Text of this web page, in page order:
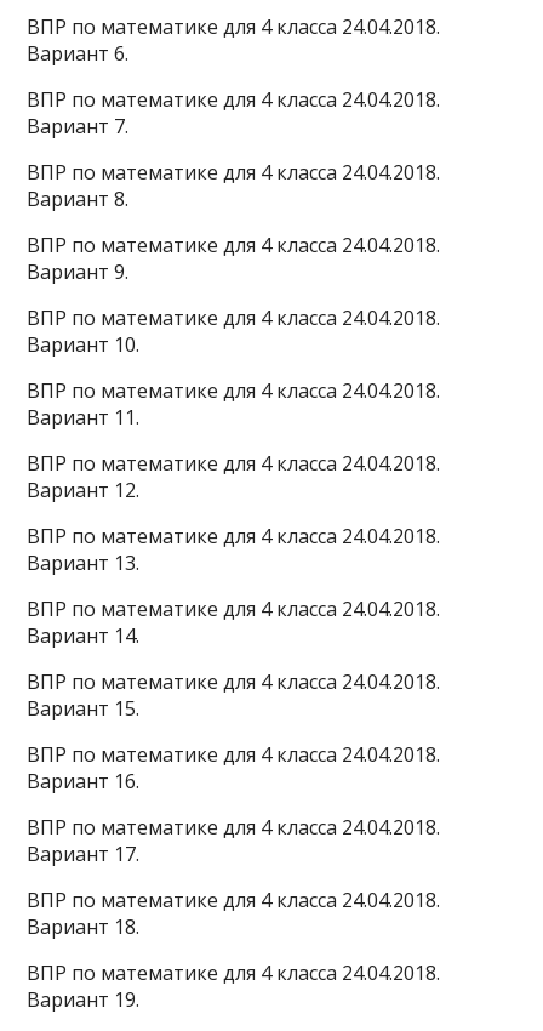
ВПР по математике для 4 класса 24.04.2018.
Вариант 6.
ВПР по математике для 4 класса 24.04.2018.
Вариант 7.
ВПР по математике для 4 класса 24.04.2018.
Вариант 8.
ВПР по математике для 4 класса 24.04.2018.
Вариант 9.
ВПР по математике для 4 класса 24.04.2018.
Вариант 10.
ВПР по математике для 4 класса 24.04.2018.
Вариант 11.
ВПР по математике для 4 класса 24.04.2018.
Вариант 12.
ВПР по математике для 4 класса 24.04.2018.
Вариант 13.
ВПР по математике для 4 класса 24.04.2018.
Вариант 14.
ВПР по математике для 4 класса 24.04.2018.
Вариант 15.
ВПР по математике для 4 класса 24.04.2018.
Вариант 16.
ВПР по математике для 4 класса 24.04.2018.
Вариант 17.
ВПР по математике для 4 класса 24.04.2018.
Вариант 18.
ВПР по математике для 4 класса 24.04.2018.
Вариант 19.